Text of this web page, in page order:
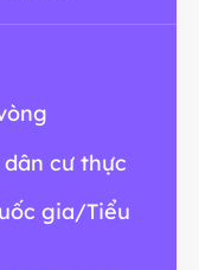
cư thực
gia/Tiểu